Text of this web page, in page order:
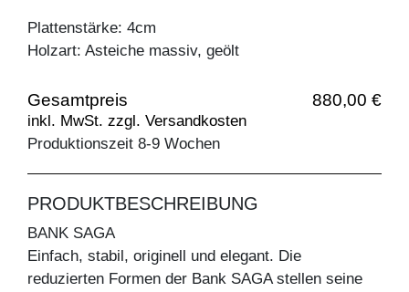
Plattenstärke: 4cm
Holzart: Asteiche massiv, geölt
Gesamtpreis 880,00 €
inkl. MwSt. zzgl. Versandkosten
Produktionszeit 8-9 Wochen
PRODUKTBESCHREIBUNG
BANK SAGA
Einfach, stabil, originell und elegant. Die
reduzierten Formen der Bank SAGA stellen seine